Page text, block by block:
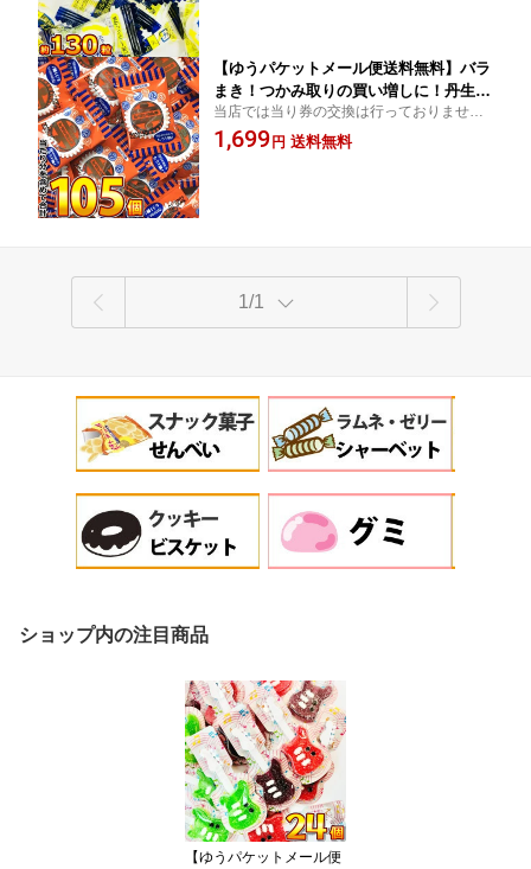
【ゆうパケットメール便送料無料】バラ
まき！つかみ取りの買い増しに！丹生堂
レモンラムネ 100個+5個 合計105個【
お祭り イベント お菓子 業務用 大量 お
当店では当り券の交換は行っておりませ
ん。【販促品 お祭り 景品 縁日 】【おもし
ろ 駄菓子 ラムネ 大量 当たりつき】
1,699 円 送料無料
1/1
ショップ内の注目商品
【ゆうパケットメール便